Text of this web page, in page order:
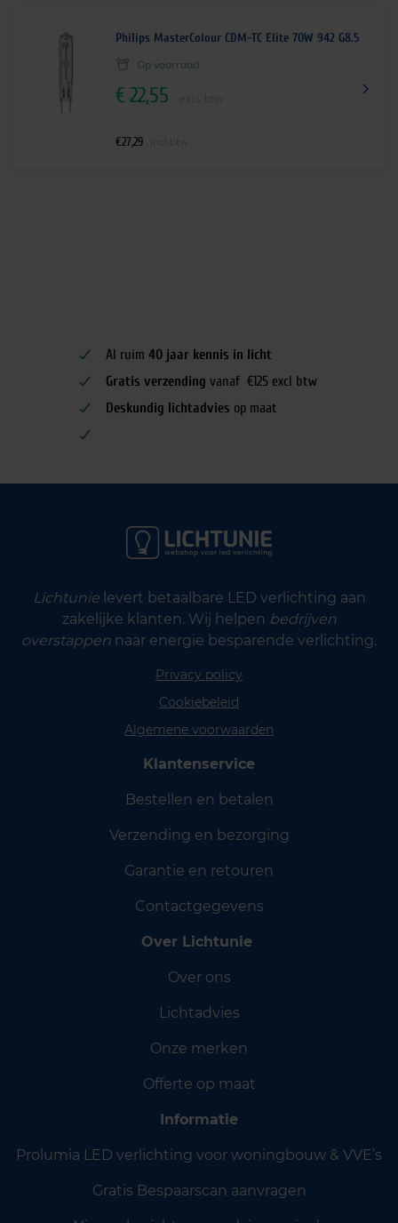
Philips MasterColour CDM-TC Elite 70W 942 G8.5
Op voorraad
€22,55
€27,29
Al ruim 40 jaar kennis in licht
Gratis verzending vanaf €125 excl btw
Deskundig lichtadvies op maat
Lichtunielevert betaalbare LED verlichting aan
zakelijke klanten. Wij helpen bedrijven
overstappen naar energie besparende verlichting.
Privacy policy
Cookiebeleid
Algemene voorwaarden
Klantenservice
Bestellen en betalen
Verzending en bezorging
Garantie en retouren
Contactgegevens
Over Lichtunie
Over ons
Lichtadvies
Onze merken
Offerte op maat
Informatie
Prolumia LED verlichting voor woningbouw & VVE’s
Gratis Bespaarscan aanvragen